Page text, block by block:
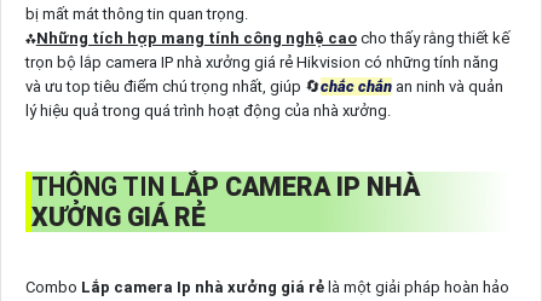
bị mất mát thông tin quan trọng.
⁂Những tích hợp mang tính công nghệ cao cho thấy rằng thiết kế
trọn bộ lắp camera IP nhà xưởng giá rẻ Hikvision có những tính năng
và ưu top tiêu điểm chú trọng nhất, giúp 🔄chắc chắnan ninh và quản
lý hiệu quả trong quá trình hoạt động của nhà xưởng.
THÔNG TIN LẮP CAMERA IP NHÀ
XƯỞNG GIÁ RẺ
Combo Lắp camera Ip nhà xưởng giá rẻ là một giải pháp hoàn hảo